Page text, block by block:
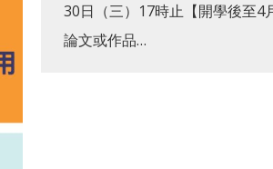
30日（三）17時止【開學後至4
論文或作品…